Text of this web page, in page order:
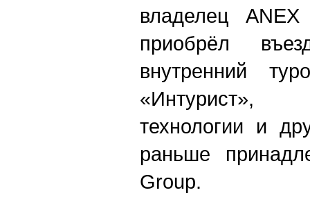
владелец
приобрёл
внутренний
«Интурист»,
технологии и
раньше
Group.